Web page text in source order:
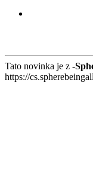
Tato novinka je z -
https://